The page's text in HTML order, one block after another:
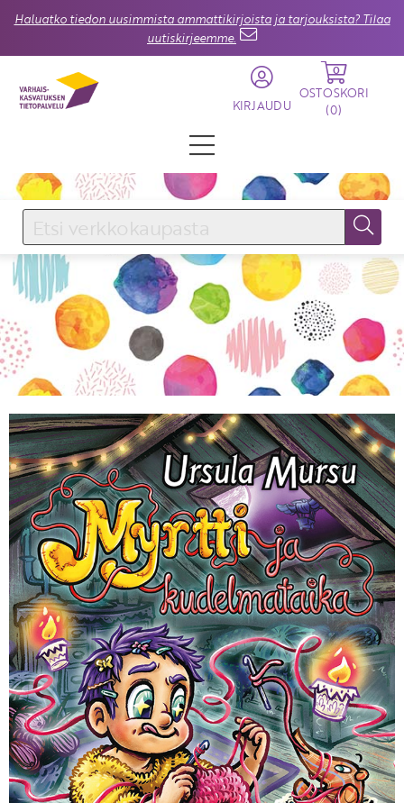
Haluatko tiedon uusimmista ammattikirjoista ja tarjouksista? Tilaa
uutiskirjeemme.
KIRJAUDU
0
OSTOSKORI
(0)
KIRJAUDU SISÄÄN
Käyttäjätunnus
Salasana
Unohtuiko salasana?
KIRJAUDU SISÄÄN
Etkö ole vielä Varhaiskasvatuksen Tietopalvelun
jäsen?
Liity tästä!